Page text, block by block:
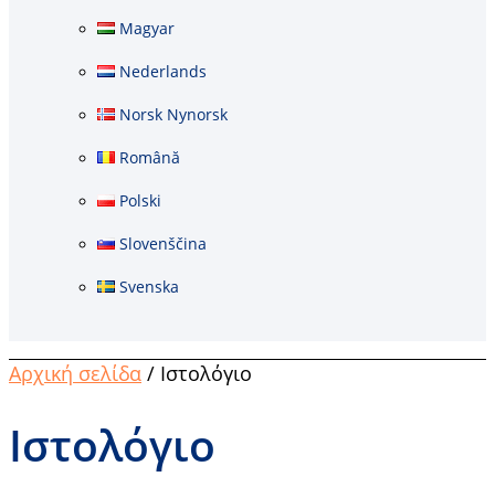
Magyar
Nederlands
Norsk Nynorsk
Română
Polski
Slovenščina
Svenska
Αρχική σελίδα / Ιστολόγιο
Ιστολόγιο